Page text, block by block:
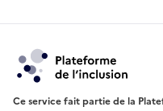
Ce service fait partie de la